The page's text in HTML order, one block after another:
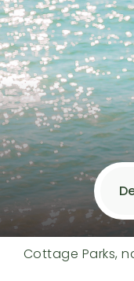
Cottage Parks,